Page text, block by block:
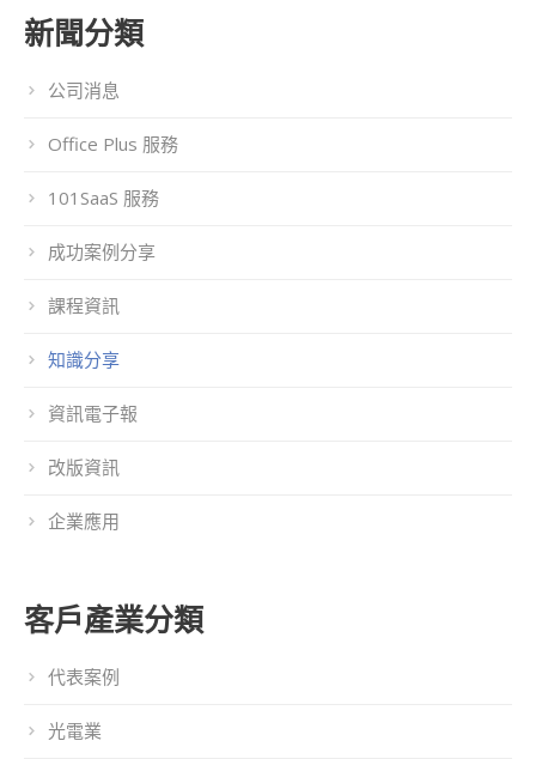
新聞分類
公司消息
Office Plus 服務
101SaaS 服務
成功案例分享
課程資訊
知識分享
資訊電子報
改版資訊
企業應用
客戶產業分類
代表案例
光電業